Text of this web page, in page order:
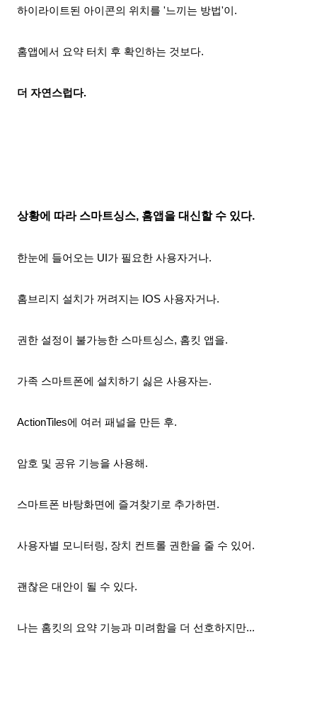
하이라이트된 아이콘의 위치 를 '느끼는 방법'이.
홈앱에서 요약 터치 후 확인하는 것보다.
더 자연스럽다.
상황에 따라 스마트싱스, 홈앱 을 대신할 수 있다.
한눈에 들어오는 UI가 필요한 사용자거나.
홈브리지 설치가 꺼려지는 IOS 사용자거나.
권한 설정이 불가능한 스마트싱스, 홈킷 앱을.
가족 스마트폰에 설치하기 싫은 사용자는.
ActionTiles에 여러 패널을 만든 후.
암호 및 공유 기능을 사용해.
스마트폰 바탕화면에 즐겨찾기로 추가하면.
사용자별 모니터링, 장치 컨트롤 권한을 줄 수 있어.
괜찮은 대안이 될 수 있다.
나는 홈킷의 요약 기능과 미려함을 더 선호하지만...